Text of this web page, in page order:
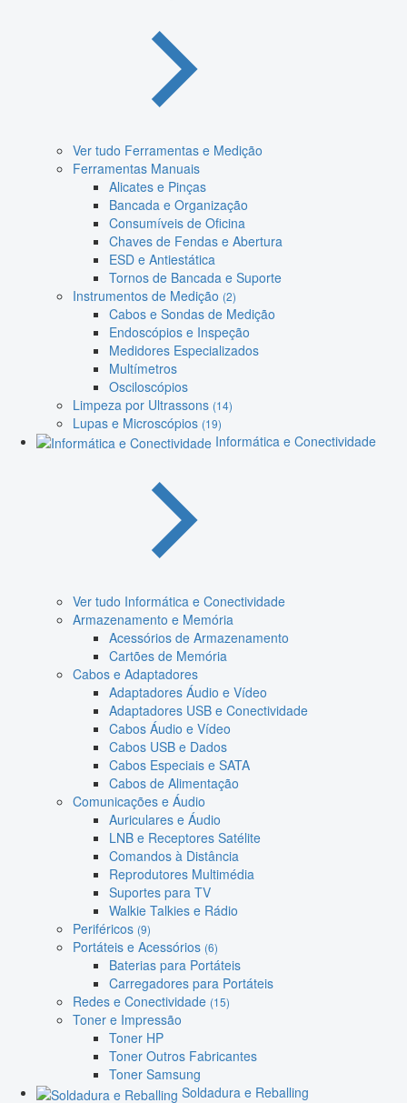
Ver tudo Ferramentas e Medição
Ferramentas Manuais
Alicates e Pinças
Bancada e Organização
Consumíveis de Oficina
Chaves de Fendas e Abertura
ESD e Antiestática
Tornos de Bancada e Suporte
Instrumentos de Medição (2)
Cabos e Sondas de Medição
Endoscópios e Inspeção
Medidores Especializados
Multímetros
Osciloscópios
Limpeza por Ultrassons (14)
Lupas e Microscópios (19)
Informática e Conectividade
Ver tudo Informática e Conectividade
Armazenamento e Memória
Acessórios de Armazenamento
Cartões de Memória
Cabos e Adaptadores
Adaptadores Áudio e Vídeo
Adaptadores USB e Conectividade
Cabos Áudio e Vídeo
Cabos USB e Dados
Cabos Especiais e SATA
Cabos de Alimentação
Comunicações e Áudio
Auriculares e Áudio
LNB e Receptores Satélite
Comandos à Distância
Reprodutores Multimédia
Suportes para TV
Walkie Talkies e Rádio
Periféricos (9)
Portáteis e Acessórios (6)
Baterias para Portáteis
Carregadores para Portáteis
Redes e Conectividade (15)
Toner e Impressão
Toner HP
Toner Outros Fabricantes
Toner Samsung
Soldadura e Reballing